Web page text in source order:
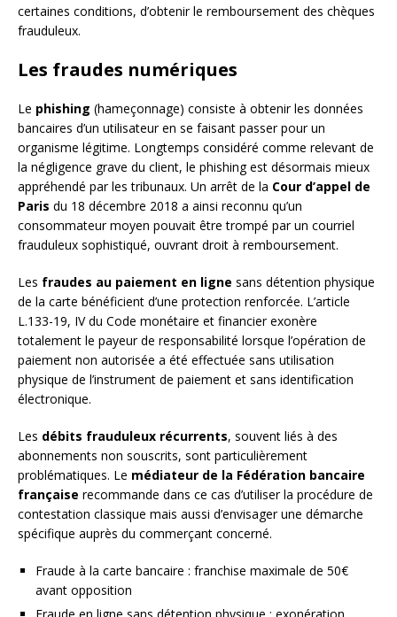
certaines conditions, d’obtenir le remboursement des chèques
frauduleux.
Les fraudes numériques
Le phishing (hameçonnage) consiste à obtenir les données
bancaires d’un utilisateur en se faisant passer pour un
organisme légitime. Longtemps considéré comme relevant de
la négligence grave du client, le phishing est désormais mieux
appréhendé par les tribunaux. Un arrêt de la Cour d’appel de
Paris du 18 décembre 2018 a ainsi reconnu qu’un
consommateur moyen pouvait être trompé par un courriel
frauduleux sophistiqué, ouvrant droit à remboursement.
Les fraudes au paiement en ligne sans détention physique
de la carte bénéficient d’une protection renforcée. L’article
L.133-19, IV du Code monétaire et financier exonère
totalement le payeur de responsabilité lorsque l’opération de
paiement non autorisée a été effectuée sans utilisation
physique de l’instrument de paiement et sans identification
électronique.
Les débits frauduleux récurrents, souvent liés à des
abonnements non souscrits, sont particulièrement
problématiques. Le médiateur de la Fédération bancaire
française recommande dans ce cas d’utiliser la procédure de
contestation classique mais aussi d’envisager une démarche
spécifique auprès du commerçant concerné.
Fraude à la carte bancaire : franchise maximale de 50€
avant opposition